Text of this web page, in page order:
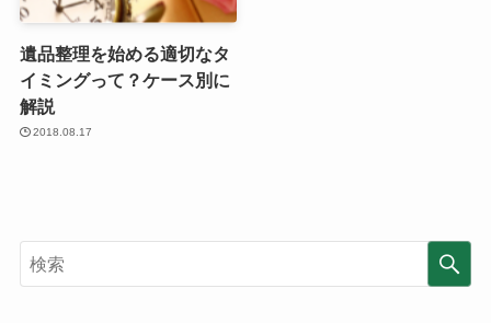
遺品整理を始める適切なタ
イミングって？ケース別に
解説
2018.08.17